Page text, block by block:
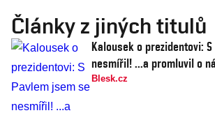
Články z jiných titulů
Kalousek o prezidentovi:
nesmířil! ...a promluvil o
Blesk.cz